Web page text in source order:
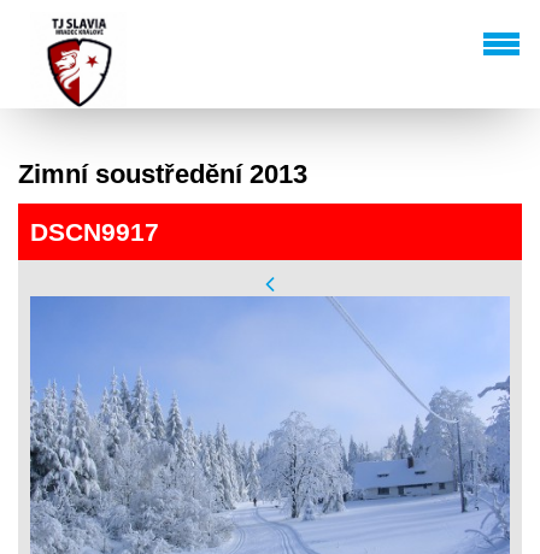
Zimní soustředění 2013
DSCN9917